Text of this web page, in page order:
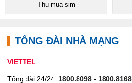
Thu mua sim
TỔNG ĐÀI NHÀ MẠNG
VIETTEL
Tổng đài 24/24: 1800.8098 - 1800.8168